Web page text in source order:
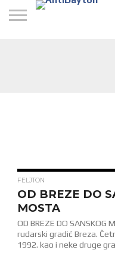
FELJTON
OD BREZE DO
MOSTA
OD BREZE DO SANSKOG
rudarski gradić Breza.
1992. kao i neke druge